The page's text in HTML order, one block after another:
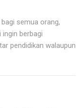
semua orang,
berbagi
pendidikan walaupun